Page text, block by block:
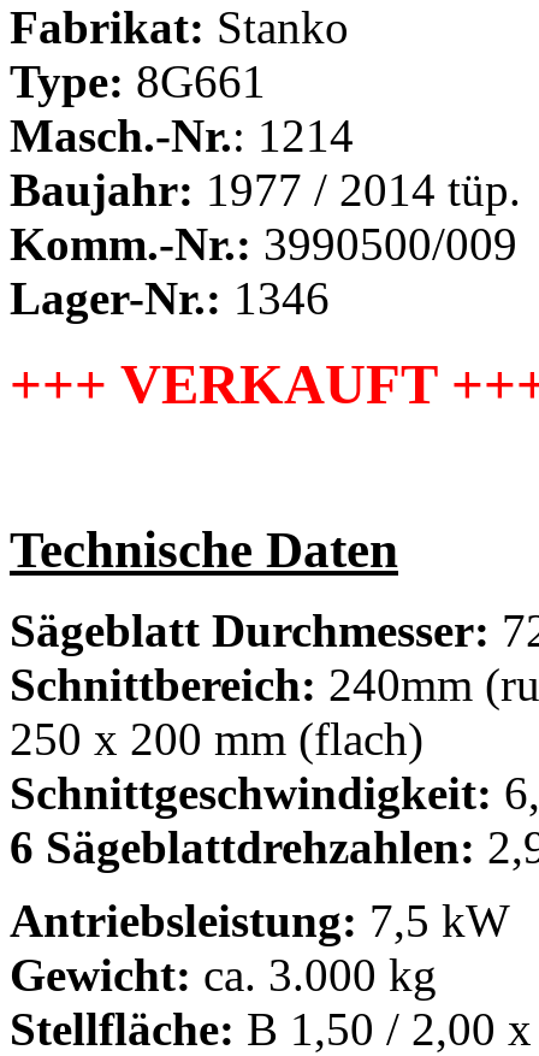
Fabrikat: Stanko
Type: 8G661
Masch.-Nr.: 1214
Baujahr: 1977 / 2014 tüp.
Komm.-Nr.: 3990500/009
Lager-Nr.: 1346
+++ VERKAUFT
Technische Daten
Sägeblatt Durchmesser:
Schnittbereich: 240mm
250 x 200 mm (flach)
Schnittgeschwindigkeit:
6 Sägeblattdrehzahlen:
Antriebsleistung: 7,5 kW
Gewicht: ca. 3.000 kg
Stellfläche: B 1,50 / 2,00